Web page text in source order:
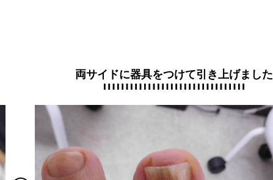
両サイドに器具をつけて引き上げました